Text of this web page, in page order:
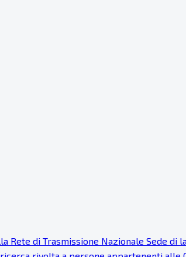
Rete di Trasmissione Nazionale Sede di